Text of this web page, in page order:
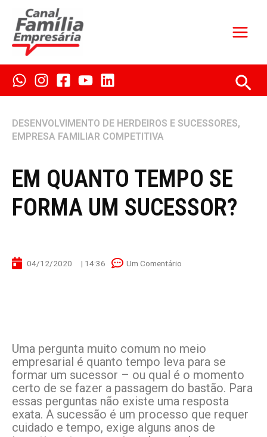
conteúdo
DESENVOLVIMENTO DE HERDEIROS E SUCESSORES,
EMPRESA FAMILIAR COMPETITIVA
EM QUANTO TEMPO SE
FORMA UM SUCESSOR?
04/12/2020 | 14:36 Um Comentário
Uma pergunta muito comum no meio
empresarial é quanto tempo leva para se
formar um sucessor – ou qual é o momento
certo de se fazer a passagem do bastão. Para
essas perguntas não existe uma resposta
exata. A sucessão é um processo que requer
cuidado e tempo, exige alguns anos de